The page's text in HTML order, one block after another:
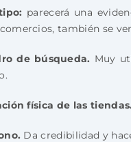
parecerá una
también se
de búsqueda. Muy
física de las
Da credibilidad y